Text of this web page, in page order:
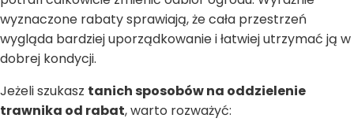
wyznaczone rabaty sprawiają, że cała przestrzeń
wygląda bardziej uporządkowanie i łatwiej utrzymać ją w
dobrej kondycji.
Jeżeli szukasz tanich sposobów na oddzielenie
trawnika od rabat, warto rozważyć: